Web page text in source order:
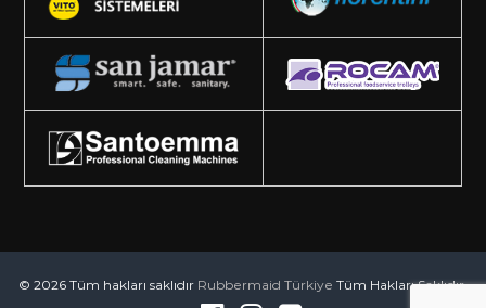
© 2026 Tüm hakları saklıdır Rubbermaid Türkiye Tüm Hakları Saklıdır.